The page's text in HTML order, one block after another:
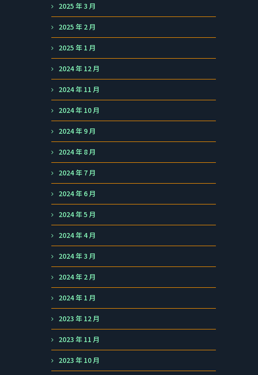
2025 年 3 月
2025 年 2 月
2025 年 1 月
2024 年 12 月
2024 年 11 月
2024 年 10 月
2024 年 9 月
2024 年 8 月
2024 年 7 月
2024 年 6 月
2024 年 5 月
2024 年 4 月
2024 年 3 月
2024 年 2 月
2024 年 1 月
2023 年 12 月
2023 年 11 月
2023 年 10 月